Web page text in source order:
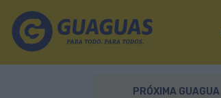
PRÓXIMA GUAGUA